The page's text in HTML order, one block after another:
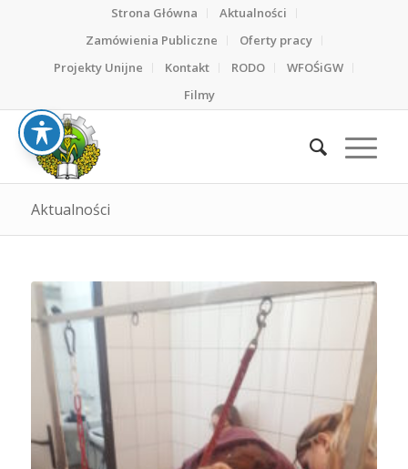
Strona Główna
Aktualności
Zamówienia Publiczne
Oferty pracy
Projekty Unijne
Kontakt RODO
WFOŚiGW
Filmy
Aktualności